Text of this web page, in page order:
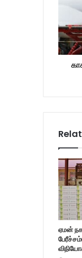
a
d
d
r
ஏமன்